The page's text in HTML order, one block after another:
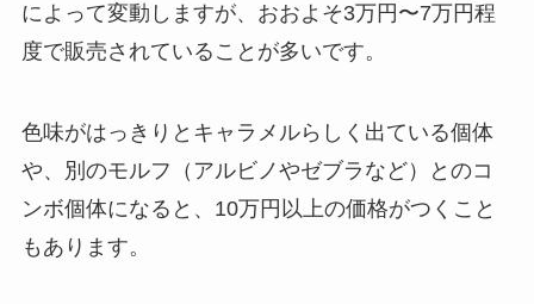
によって変動しますが、おおよそ3万円〜7万円程
度で販売されていることが多いです。
色味がはっきりとキャラメルらしく出ている個体
や、別のモルフ（アルビノやゼブラなど）とのコ
ンボ個体になると、10万円以上の価格がつくこと
もあります。